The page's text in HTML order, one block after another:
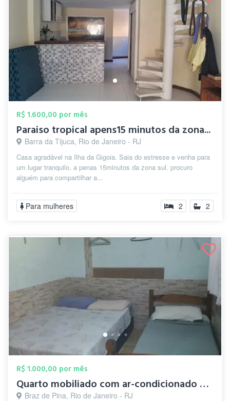
R$ 1.600,00 por mês
Paraiso tropical apens15 minutos da zona...
Barra da Tijuca, Rio de Janeiro - RJ
Casa agradável na Ilha da Gigoia. Saia do estresse e venha para
um lugar tranquilo, a penas 15minutos da zona sul. procuro
alguém para compartilhar a...
Para mulheres 2 2
R$ 1.000,00 por mês
Quarto mobiliado com ar-condicionado e W...
Braz de Pina, Rio de Janeiro - RJ